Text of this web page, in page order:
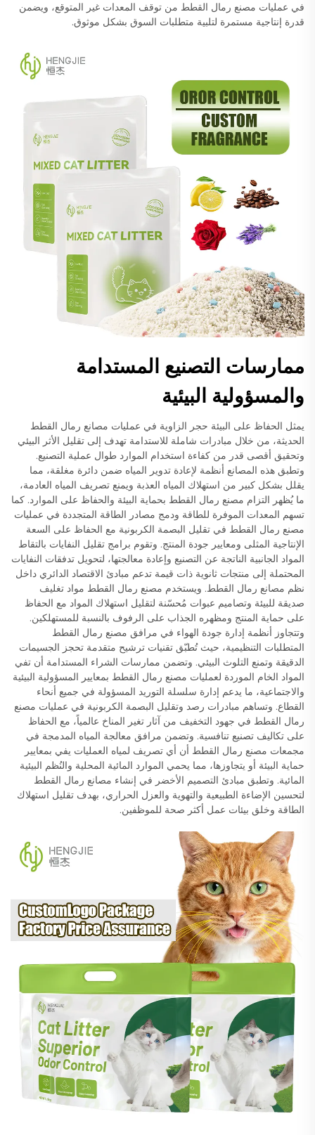
في عمليات مصنع رمال القطط من توقف المعدات غير المتوقع، ويضمن
قدرة إنتاجية مستمرة لتلبية متطلبات السوق بشكل موثوق.
ممارسات التصنيع المستدامة
والمسؤولية البيئية
يمثل الحفاظ على البيئة حجر الزاوية في عمليات مصانع رمال القطط
الحديثة، من خلال مبادرات شاملة للاستدامة تهدف إلى تقليل الأثر البيئي
وتحقيق أقصى قدر من كفاءة استخدام الموارد طوال عملية التصنيع.
وتطبق هذه المصانع أنظمة لإعادة تدوير المياه ضمن دائرة مغلقة، مما
يقلل بشكل كبير من استهلاك المياه العذبة ويمنع تصريف المياه العادمة،
ما يُظهر التزام مصنع رمال القطط بحماية البيئة والحفاظ على الموارد. كما
تسهم المعدات الموفرة للطاقة ودمج مصادر الطاقة المتجددة في عمليات
مصنع رمال القطط في تقليل البصمة الكربونية مع الحفاظ على السعة
الإنتاجية المثلى ومعايير جودة المنتج. وتقوم برامج تقليل النفايات بالتقاط
المواد الجانبية الناتجة عن التصنيع وإعادة معالجتها، لتحويل تدفقات النفايات
المحتملة إلى منتجات ثانوية ذات قيمة تدعم مبادئ الاقتصاد الدائري داخل
نظم مصانع رمال القطط. ويستخدم مصنع رمال القطط مواد تغليف
صديقة للبيئة وتصاميم عبوات مُحسّنة لتقليل استهلاك المواد مع الحفاظ
على حماية المنتج ومظهره الجذاب على الرفوف بالنسبة للمستهلكين.
وتتجاوز أنظمة إدارة جودة الهواء في مرافق مصنع رمال القطط
المتطلبات التنظيمية، حيث تُطبّق تقنيات ترشيح متقدمة تحجز الجسيمات
الدقيقة وتمنع التلوث البيئي. وتضمن ممارسات الشراء المستدامة أن تفي
المواد الخام الموردة لعمليات مصنع رمال القطط بمعايير المسؤولية البيئية
والاجتماعية، ما يدعم إدارة سلسلة التوريد المسؤولة في جميع أنحاء
القطاع. وتساهم مبادرات رصد وتقليل البصمة الكربونية في عمليات مصنع
رمال القطط في جهود التخفيف من آثار تغير المناخ عالمياً، مع الحفاظ
على تكاليف تصنيع تنافسية. وتضمن مرافق معالجة المياه المدمجة في
مجمعات مصنع رمال القطط أن أي تصريف لمياه العمليات يفي بمعايير
حماية البيئة أو يتجاوزها، مما يحمي الموارد المائية المحلية والنُظم البيئية
المائية. وتطبق مبادئ التصميم الأخضر في إنشاء مصانع رمال القطط
لتحسين الإضاءة الطبيعية والتهوية والعزل الحراري، بهدف تقليل استهلاك
الطاقة وخلق بيئات عمل أكثر صحة للموظفين.